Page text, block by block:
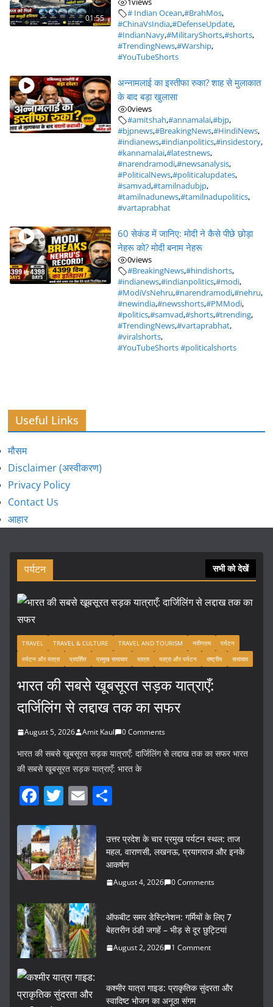
01:55
1views
# Indian Ocean,#BrahMos,
#ChinaVsIndia,#DefenseUpdate,
#IndianNavy,#MilitaryShorts,#shorts,
#TrendingNews,#Warship,
#YouTubeShorts
अन्नामलाई का इस्तीफा रुका? शाह से मुलाकात
के बाद बड़ा खुलासा
0views
#amitshah,#annamalai,#bjp,
#bjpnews,#BreakingNews,#HindiNews,
#indianews,#indianpolitics,#insidestory,
#kannamalai,#latestnews,
#narendramodi,#newsanalysis,
#PoliticalNews,#politicalupdates,
#samvad,#tamilnadubjp,
#tamilnadunews,#tamilnadupolitics,
#vartaprabhat
60 सेकंड में जानिए: मोदी ने कैसे पीछे छोड़ा
नेहरू को? मोदी बनाम नेहरू
0views
#BreakingNews,#hindishorts,
#indianews,#indianpolitics,#modi,
#ModiVsNehru,#narendramodi,#nehru,
#newindia,#newsshorts,#PMModi,
#politics,#samvad,#shorts,#trending,
#TrendingNews,#vartaprabhat,
#viralshorts,
#YouTubeShorts #politicalshorts
Useful Links
मौसम
Disclaimer (अस्वीकरण)
Privacy Policy
Contact Us
आहार
पर्यटन सभी को देखें
TRAVEL TRAVEL & CULTURE TRAVEL AND TOURISM नवीनतम
पर्यटन
पर्यटन और यात्रा
प्रदर्शित प्रमुख समाचार यात्रा यात्रा और पर्यटन राष्ट्रीय समाचार
भारत की सबसे खूबसूरत सड़क यात्राएँ:
दार्जिलिंग से लद्दाख तक का सफर
August 5, 2026 Amit Kaul 0 Comments
भारत की सबसे खूबसूरत सड़क यात्राएँ: दार्जिलिंग से लद्दाख तक का सफर भारत
की सबसे खूबसूरत सड़क यात्राएँ: भारत के
F
c
e
b
o
k
T
itt
er
E
ai
l
ar
e
उत्तर प्रदेश के चार प्रमुख पर्यटन स्थल: ताज
महल, वाराणसी, लखनऊ, प्रयागराज और इनके
आकर्षण
August 4, 2026 0 Comments
ऑफबीट समर डेस्टिनेशन: गर्मियों के लिए 7
बेहतरीन ठंडी जगहें – भीड़ से दूर छुट्टियां
August 2, 2026 1 Comment
कश्मीर यात्रा गाइड: प्राकृतिक सुंदरता और
स्वादिष्ट भोजन का अनूठा संगम